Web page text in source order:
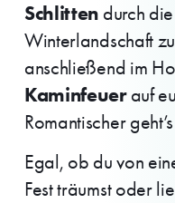
Schlitten durch
Winterlandschaft
anschließend im
Kaminfeuerauf
Romantischer
Egal, ob du von
Fest träumst oder